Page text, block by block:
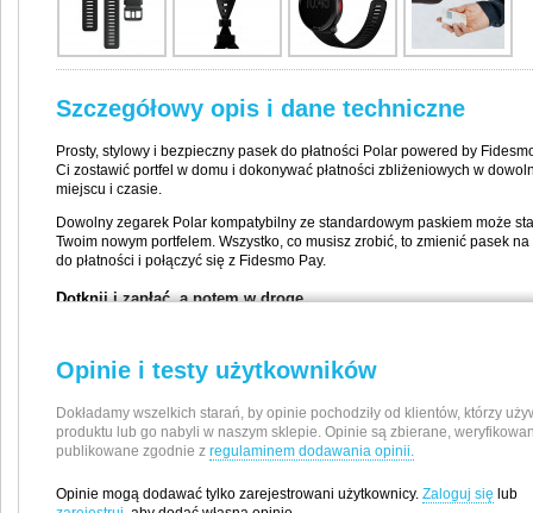
Szczegółowy opis i dane techniczne
Prosty, stylowy i bezpieczny pasek do płatności Polar powered by
Ci zostawić portfel w domu i dokonywać płatności zbliżeniowych w
miejscu i czasie.
Dowolny zegarek Polar kompatybilny ze standardowym paskiem może
Twoim nowym portfelem. Wszystko, co musisz zrobić, to zmienić pasek
do płatności i połączyć się z Fidesmo Pay.
Dotknij i zapłać, a potem w drogę
Wygodnie, zbliżeniowo, szybko
kartą płatniczą, dzięki czemu nie musisz nosić ze sobą portfela podczas
Uniwersalne zastosowanie
większością zegarków Polar, zarówno nowych, jak i starszych modeli.
Opinie i testy użytkowników
Dokładamy wszelkich starań, by opinie pochodziły od klientów, którzy
produktu lub go nabyli w naszym sklepie. Opinie są zbierane,
publikowane zgodnie z regulaminem dodawania opinii.
Opinie mogą dodawać tylko zarejestrowani użytkownicy. Zaloguj się lub